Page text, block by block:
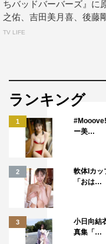
ちバッドバーバーズ』に
之佑、吉田美月喜、後藤
TV LIFE
ランキング
1
ー美…
2
軟体Iカッ
「おは…
3
小日向結
真集「…